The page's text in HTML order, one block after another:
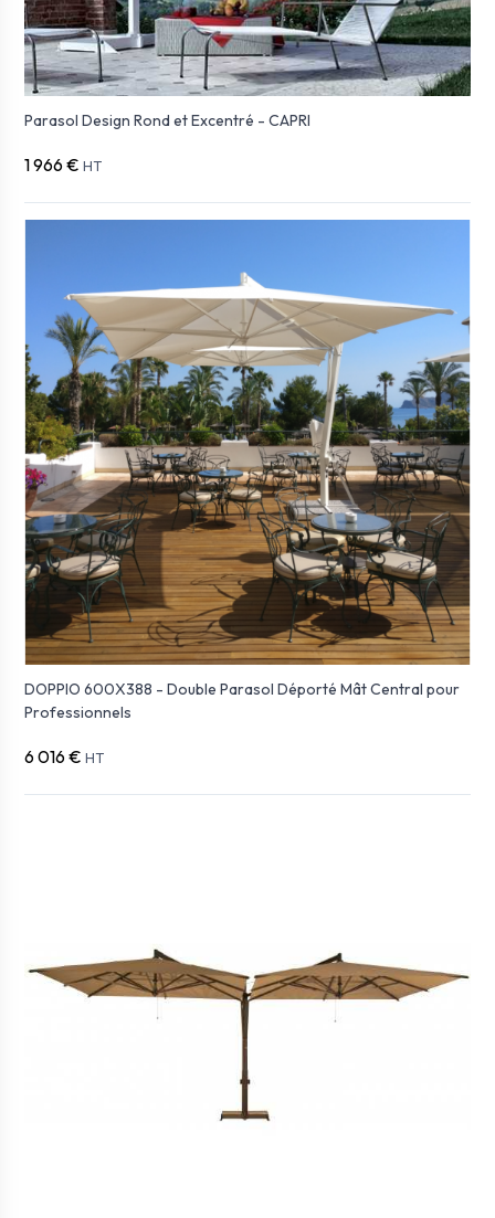
Parasol Design Rond et Excentré - CAPRI
1 966 € HT
DOPPIO 600X388 - Double Parasol Déporté Mât Central pour
Professionnels
6 016 € HT